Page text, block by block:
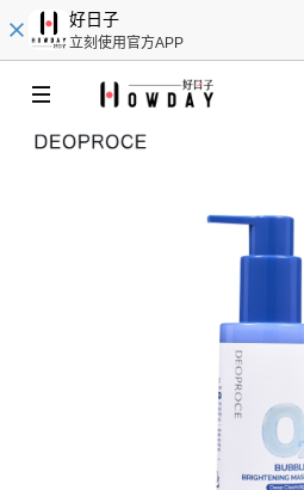
好日子
立刻使用官方APP